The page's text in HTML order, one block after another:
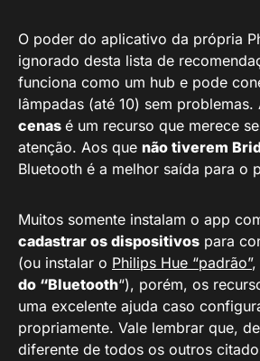
O poder do aplicativo da própria
ignorado desta lista de
funciona como um hub e pode
lâmpadas (até 10) sem
cenas é um recurso que merece
atenção. Aos que não tiverem
Bluetooth é a melhor saída para o
Muitos somente instalam o app
cadastrar os dispositivos para
(ou instalar o Philips Hue “padrão”,
do “Bluetooth“), porém, os
uma excelente ajuda caso
propriamente. Vale lembrar que,
diferente de todos os outros